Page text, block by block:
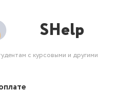
Лабораторная
атомарного
SHelp
с курсовыми и другими